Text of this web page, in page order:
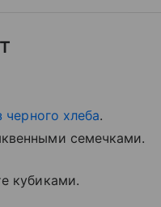
черного хлеба.
семечками.
кубиками.